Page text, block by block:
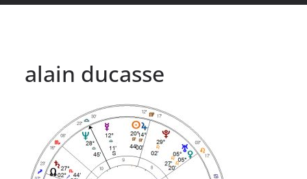
alain ducasse